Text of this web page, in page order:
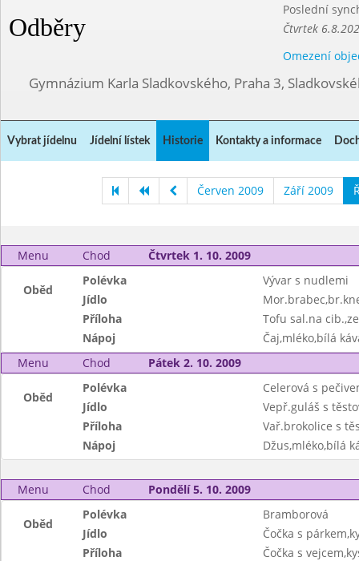
Odběry
Poslední
Čtvrtek
Omezení
Gymnázium Karla Sladkovského, Praha 3,
Vybrat jídelnu Jídelní lístek Historie Kontakty a informace
Červen 2009 Září 2009
Menu Chod Čtvrtek 1. 10. 2009
Oběd
Polévka
Vývar s nudlemi
Jídlo
Příloha
Tofu sal.na
Nápoj
Čaj,mléko,bílá
Menu
Chod Pátek 2. 10. 2009
Oběd
Polévka
Celerová s
Jídlo
Vepř.guláš s
Příloha
Vař.brokolice s
Nápoj
Džus,mléko,bílá
Menu Chod Pondělí 5. 10. 2009
Oběd
Polévka
Bramborová
Jídlo
Čočka s
Příloha
Čočka s